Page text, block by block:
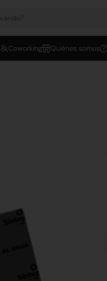
Coworking Quiénes somos